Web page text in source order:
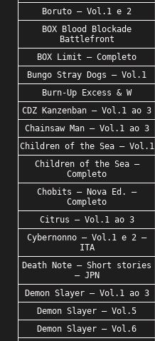
Boruto – Vol.1 e 2
BOX Blood Blockade
Battlefront
BOX Limit – Completo
Bungo Stray Dogs – Vol.1
Burn-Up Excess & W
CDZ Kanzenban – Vol.1 ao 3
Chainsaw Man – Vol.1 ao 3
Children of the Sea – Vol.1
Children of the Sea –
Completo
Chobits – Nova Ed. –
Completo
Citrus – Vol.1 ao 3
Cybernonno – Vol.1 e 2 –
ITA
Death Note – Short stories
– JPN
Demon Slayer – Vol.1 ao 3
Demon Slayer – Vol.5
Demon Slayer – Vol.6